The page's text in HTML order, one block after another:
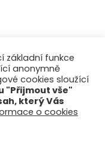
základní funkce
anonymně
cookies sloužící
"Přijmout vše"
který Vás
o cookies